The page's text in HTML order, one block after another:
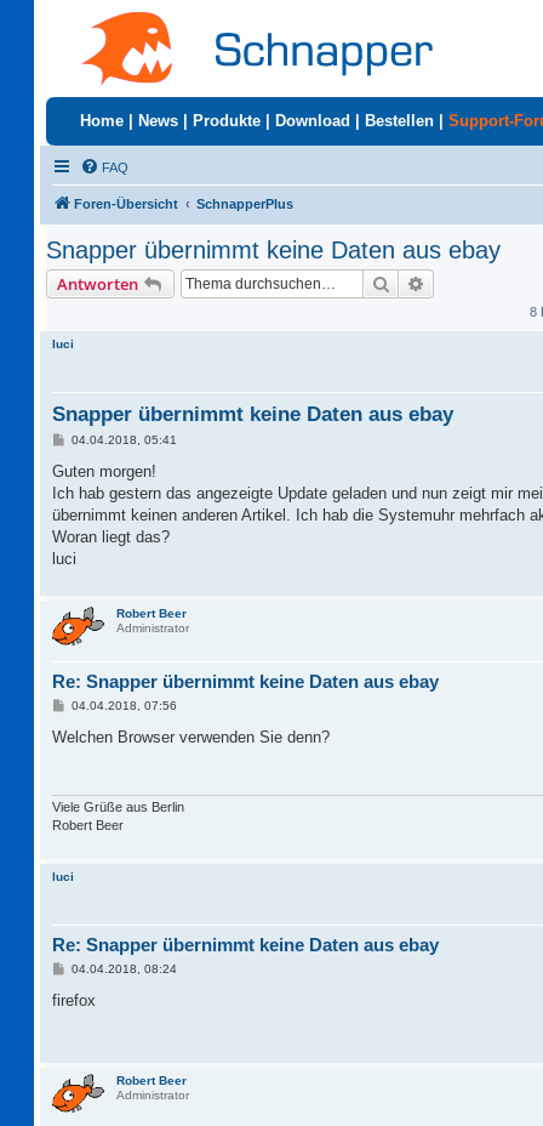
Home News Produkte Download Bestellen Support-
FAQ
Foren-Übersicht SchnapperPlus
Snapper übernimmt keine Daten aus ebay
Antworten Suche
8
luci
Snapper übernimmt keine Daten aus ebay
B
i
r
a
04.04.2018, 05:41
Guten morgen!
Ich hab gestern das angezeigte Update geladen und nun zeigt mir
übernimmt keinen anderen Artikel. Ich hab die Systemuhr mehrfach
Woran liegt das?
luci
Robert Beer
Administrator
Re: Snapper übernimmt keine Daten aus ebay
B
i
04.04.2018, 07:56
Welchen Browser verwenden Sie denn?
Viele Grüße aus Berlin
Robert Beer
luci
Re: Snapper übernimmt keine Daten aus ebay
B
i
04.04.2018, 08:24
firefox
Robert Beer
Administrator